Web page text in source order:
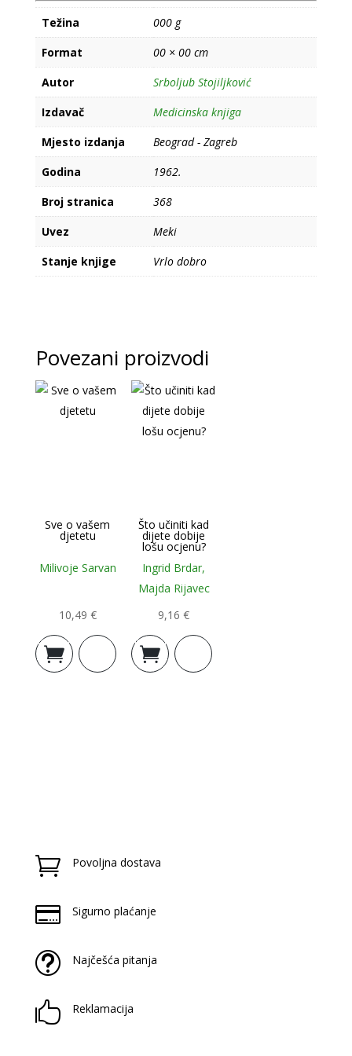
Težina
000 g
Format
00 × 00 cm
Autor
Srboljub Stojiljković
Izdavač
Medicinska knjiga
Mjesto izdanja
Beograd - Zagreb
Godina
1962.
Broj stranica
368
Uvez
Meki
Stanje knjige
Vrlo dobro
Povezani proizvodi
Sve o vašem
djetetu
Milivoje Sarvan
10,49 €
Dodaj u
košaricu
Što učiniti kad
dijete dobije
lošu ocjenu?
Ingrid Brdar,
Majda Rijavec
9,16€
Dodaj u
košaricu
 Povoljna dostava
 Sigurno plaćanje
t Najčešća pitanja
 Reklamacija